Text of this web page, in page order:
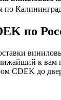
по
по
к
CDEK до